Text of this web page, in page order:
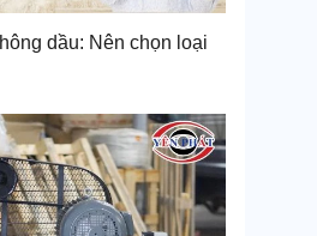
dầu: Nên chọn loại